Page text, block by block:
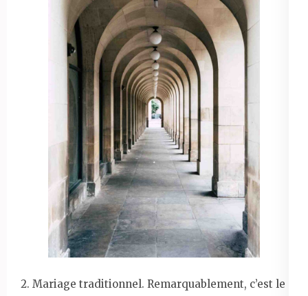
2. Mariage traditionnel. Remarquablement, c’est le